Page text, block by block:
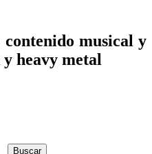
musical y
heavy metal